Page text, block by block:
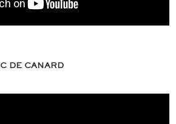
DE CANARD